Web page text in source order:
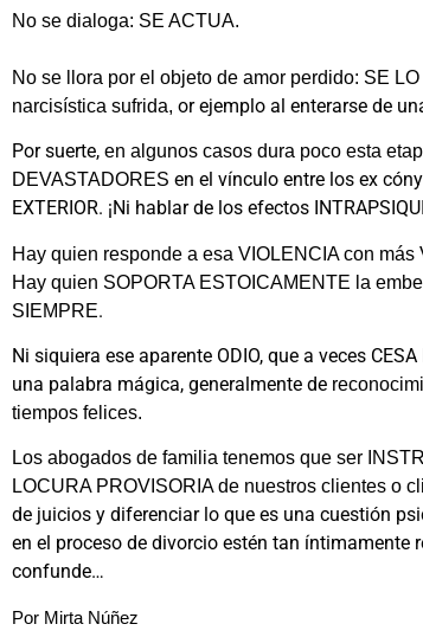
No se dialoga: SE ACTUA.
No se llora por el objeto de amor perdido: SE
narcisística sufrida, or ejemplo al enterarse de
Por suerte, en algunos casos dura poco esta
DEVASTADORES en el vínculo entre los ex
EXTERIOR. ¡Ni hablar de los efectos
Hay quien responde a esa VIOLENCIA con más
Hay quien SOPORTA ESTOICAMENTE la
SIEMPRE.
Ni siquiera ese aparente ODIO, que a veces
una palabra mágica, generalmente de
tiempos felices.
Los abogados de familia tenemos que ser
LOCURA PROVISORIA de nuestros clientes o
de juicios y diferenciar lo que es una cuestión
en el proceso de divorcio estén tan íntimamente
confunde…
Por Mirta Núñez